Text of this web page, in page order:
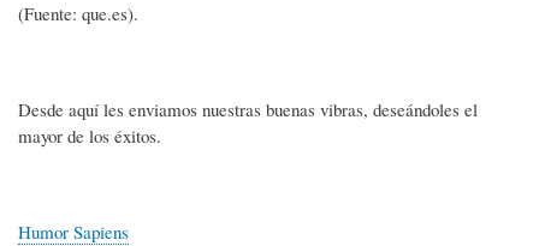
(Fuente: que.es).
Desde aquí les enviamos nuestras buenas vibras, deseándoles el
mayor de los éxitos.
Humor Sapiens